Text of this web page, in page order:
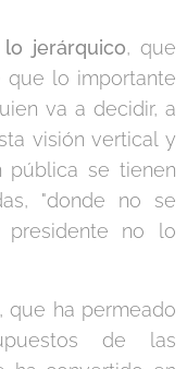
jerárquico, que
que lo importante
va a decidir, a
visión vertical y
pública se tienen
"donde no se
no lo
, que ha permeado
de las